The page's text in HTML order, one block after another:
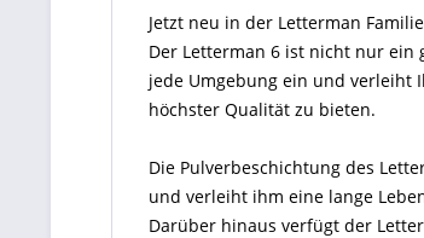
Jetzt neu in der Letterman
Der Letterman 6 ist nicht nur ein
jede Umgebung ein und verleiht
höchster Qualität zu bieten.
Die Pulverbeschichtung des
und verleiht ihm eine lange
Darüber hinaus verfügt der